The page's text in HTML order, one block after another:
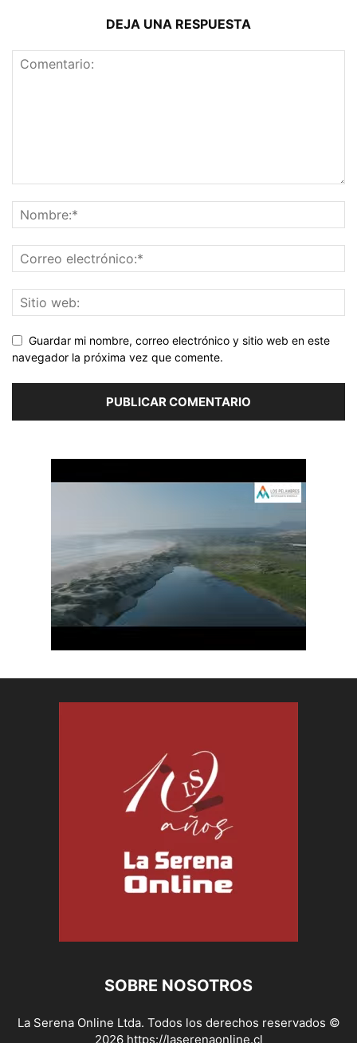
DEJA UNA RESPUESTA
Guardar mi nombre, correo electrónico y sitio web en este
navegador la próxima vez que comente.
SOBRE NOSOTROS
La Serena Online Ltda. Todos los derechos reservados ©
2026 https://laserenaonline.cl